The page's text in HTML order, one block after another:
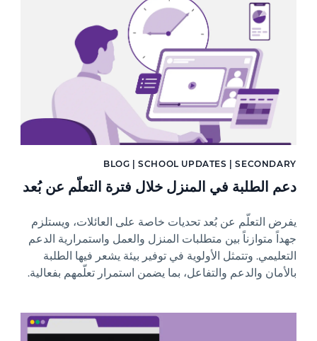
BLOG | SCHOOL UPDATES | SECONDARY
دعم الطلبة في المنزل خلال فترة التعلّم عن بُعد
يفرض التعلّم عن بُعد تحديات خاصة على العائلات، ويستلزم
جهداً متوازناً بين متطلبات المنزل والعمل واستمرارية الدعم
التعليمي. وتتمثل الأولوية في توفير بيئة يشعر فيها الطلبة
بالأمان والدعم والتفاعل، بما يضمن استمرار تعلّمهم بفعالية.